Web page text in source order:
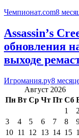
Чемпионат.com8
Assassinʼs
обновления
выходе
Игромания.ру8
Август 2026
Пн Вт Ср Чт Пт Сб
1
2
3
4 5 6 7 8
10 11 12 13 14 15